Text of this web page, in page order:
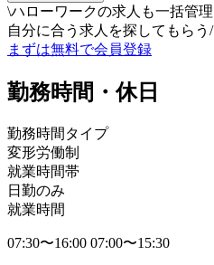
\ハローワークの求人も一括管理
自分に合う求人を探してもらう /
まずは無料で会員登録
勤務時間・休日
勤務時間タイプ
変形労働制
就業時間帯
日勤のみ
就業時間
07:30〜16:00 07:00〜15:30